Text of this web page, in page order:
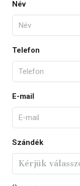
Név
Telefon
E-mail
Szándék
Kérjük